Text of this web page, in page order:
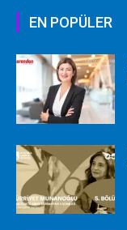
EN POPÜLER